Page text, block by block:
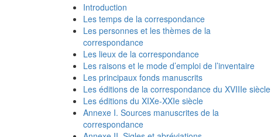
Introduction
Les temps de la correspondance
Les personnes et les thèmes de la
correspondance
Les lieux de la correspondance
Les raisons et le mode d’emploi de l’inventaire
Les principaux fonds manuscrits
Les éditions de la correspondance du XVIIIe siècle
Les éditions du XIXe-XXIe siècle
Annexe I. Sources manuscrites de la
correspondance